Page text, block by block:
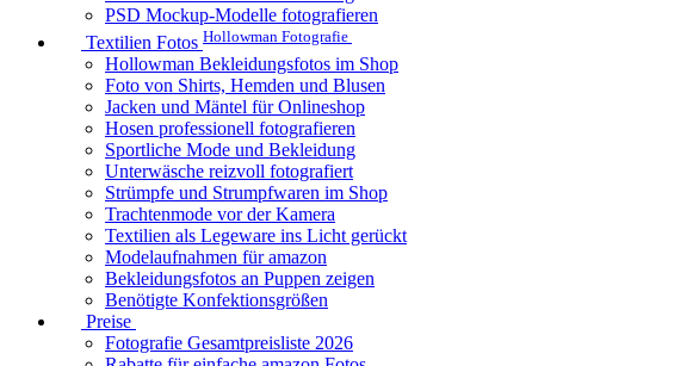
PSD Mockup-Modelle fotografieren
Textilien Fotos Hollowman Fotografie
Hollowman Bekleidungsfotos im Shop
Foto von Shirts, Hemden und Blusen
Jacken und Mäntel für Onlineshop
Hosen professionell fotografieren
Sportliche Mode und Bekleidung
Unterwäsche reizvoll fotografiert
Strümpfe und Strumpfwaren im Shop
Trachtenmode vor der Kamera
Textilien als Legeware ins Licht gerückt
Modelaufnahmen für amazon
Bekleidungsfotos an Puppen zeigen
Benötigte Konfektionsgrößen
Preise
Fotografie Gesamtpreisliste 2026